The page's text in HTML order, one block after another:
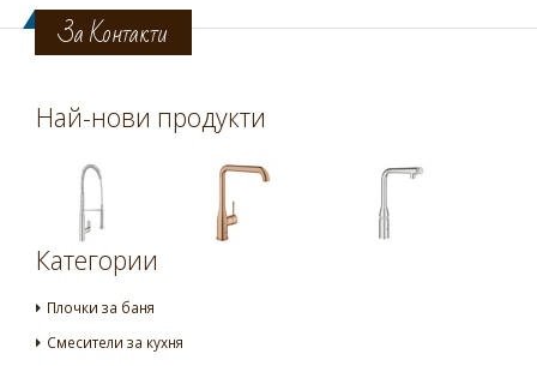
За Контакти
Най-нови продукти
Категории
Плочки за баня
Смесители за кухня